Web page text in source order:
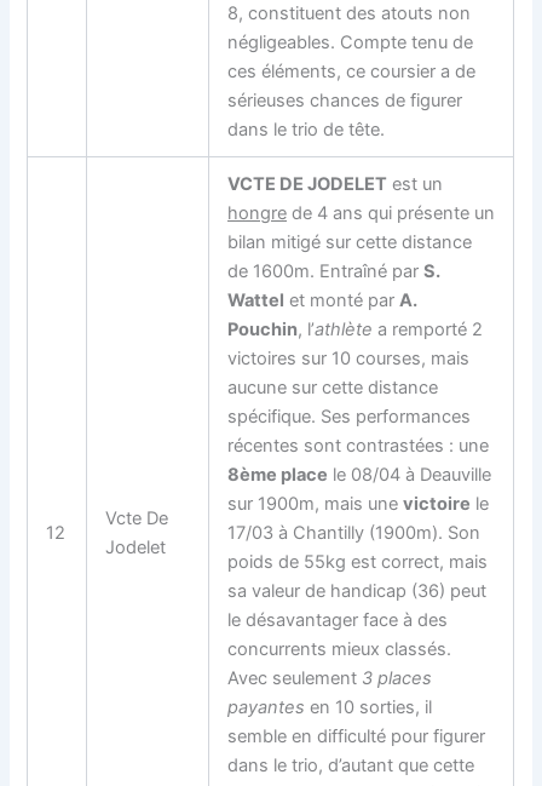
8, constituent des atouts non
négligeables. Compte tenu de
ces éléments, ce coursier a de
sérieuses chances de figurer
dans le trio de tête.
12
Vcte De
Jodelet
VCTE DE JODELET est un
hongre de 4 ans qui présente un
bilan mitigé sur cette distance
de 1600m. Entraîné parS.
Wattel et monté parA.
Pouchin, l’athlète a remporté 2
victoires sur 10 courses, mais
aucune sur cette distance
spécifique. Ses performances
récentes sont contrastées : une
8ème place le 08/04 à Deauville
sur 1900m, mais unevictoire le
17/03 à Chantilly (1900m). Son
poids de 55kg est correct, mais
sa valeur de handicap (36) peut
le désavantager face à des
concurrents mieux classés.
Avec seulement 3 places
payantes en 10 sorties, il
semble en difficulté pour figurer
dans le trio, d’autant que cette